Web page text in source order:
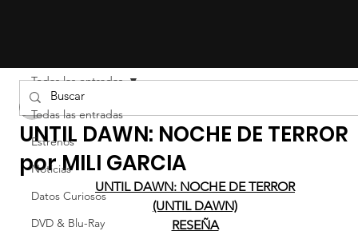
Todas las entradas
Estrenos
Noticias
Datos Curiosos
DVD & Blu-Ray
Todas las entradas
UNTIL DAWN: NOCHE DE TERROR
por MILI GARCIA
UNTIL DAWN: NOCHE DE TERROR
(UNTIL DAWN)
RESEÑA